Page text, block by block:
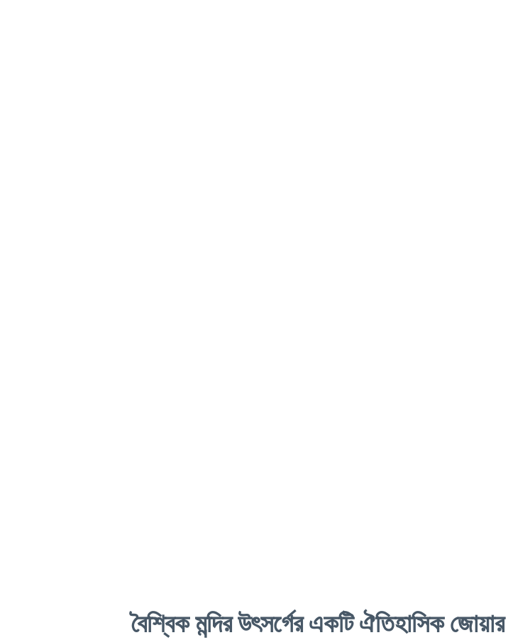
বৈশ্বিক মন্দির উৎসর্গের একটি ঐতিহাসিক জোয়ার